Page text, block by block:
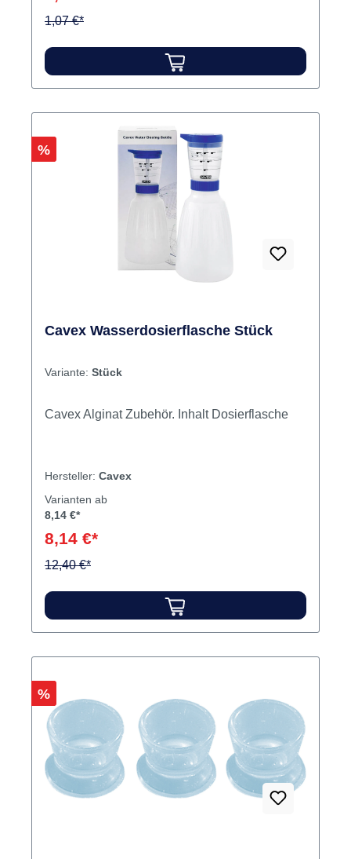
standardisieren. Um das zu erleichtern, hat
Damit steht einem perfekten Abdruck nichts
mehr im Wege. Inhalt 1 Puderlöffel1
1,07 €*
Rabatt
%
Cavex Wasserdosierflasche Stück
Variante: Stück
Cavex Alginat Zubehör. Inhalt Dosierflasche
Hersteller: Cavex
Varianten ab
8,14 €*
8,14 €*
12,40 €*
Rabatt
%